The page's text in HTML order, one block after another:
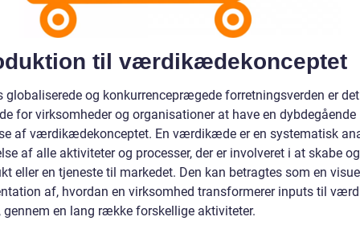
til værdikædekonceptet
globaliserede og konkurrenceprægede forretningsverden er det
for virksomheder og organisationer at have en dybdegående
af værdikædekonceptet. En værdikæde er en systematisk
af alle aktiviteter og processer, der er involveret i at skabe
eller en tjeneste til markedet. Den kan betragtes som en
af, hvordan en virksomhed transformerer inputs til
gennem en lang række forskellige aktiviteter.